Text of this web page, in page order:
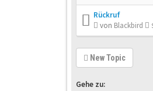
Rückruf
von Blackbird
New Topic
Gehe zu: